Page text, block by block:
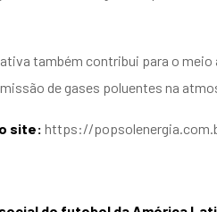
também contribui para o meio
de gases poluentes na
site: https://